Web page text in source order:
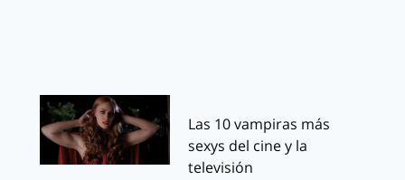
Las 10 vampiras más
sexys del cine y la
televisión